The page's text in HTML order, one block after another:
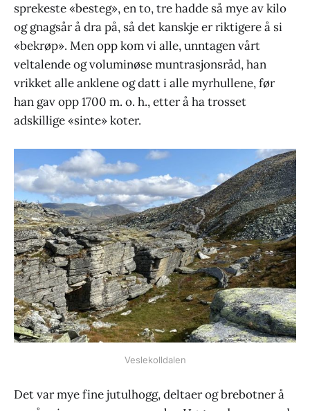
sprekeste «besteg», en to, tre hadde så mye av kilo
og gnagsår å dra på, så det kanskje er riktigere å si
«bekrøp». Men opp kom vi alle, unntagen vårt
veltalende og voluminøse muntrasjonsråd, han
vrikket alle anklene og datt i alle myrhullene, før
han gav opp 1700 m. o. h., etter å ha trosset
adskillige «sinte» koter.
Veslekolldalen
Det var mye fine jutulhogg, deltaer og brebotner å